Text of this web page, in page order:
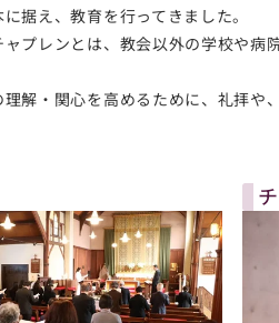
据え、教育を行ってきました。
プレンとは、教会以外の学校や病
解・関心を高めるために、礼拝や